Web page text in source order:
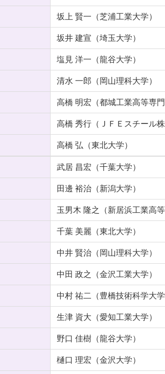
坂上 賢一（芝浦工業大学）
坂井 建宣（埼玉大学）
塩見 洋一（龍谷大学）
清水 一郎（岡山理科大学）
高橋 明宏（都城工業高等専
高橋 秀行（ＪＦＥスチール
高橋 弘（東北大学）
武居 昌宏（千葉大学）
田邊 裕治（新潟大学）
玉男木 隆之（新居浜工業高
千葉 美麗（東北大学）
中井 賢治（岡山理科大学）
中田 政之（金沢工業大学）
中村 祐二（豊橋技術科学大
生津 資大（愛知工業大学）
野口 佳樹（龍谷大学）
樋口 理宏（金沢大学）